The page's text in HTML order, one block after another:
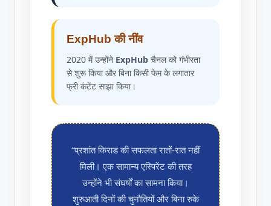
ExpHub की नींव
2020 में उन्होंने ExpHub चैनल को गंभीरता
से शुरू किया और बिना किसी फेम के लगातार
फ्री कंटेंट साझा किया।
“प्रशांत किराड की सफलता रातों-रात नहीं
मिली। एक सामान्य एस्पिरेंट की तरह
उन्होंने भी संघर्षों का सामना किया।
शुरुआती दिनों की चुनौतियों और बिना रुके